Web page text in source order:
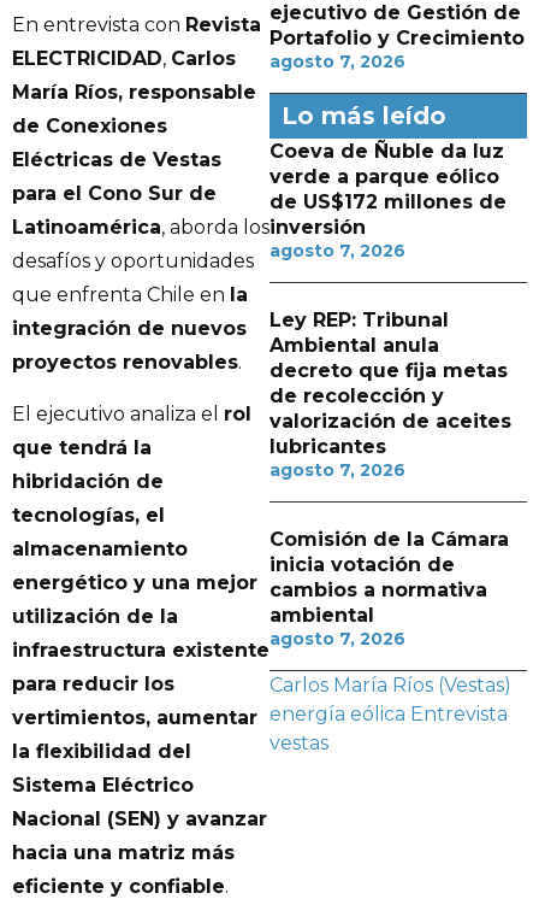
En entrevista con Revista
ELECTRICIDAD, Carlos
María Ríos, responsable
de Conexiones
Eléctricas de Vestas
para el Cono Sur de
Latinoamérica, aborda los
desafíos y oportunidades
que enfrenta Chile en la
integración de nuevos
proyectos renovables.
El ejecutivo analiza el rol
que tendrá la
hibridación de
tecnologías, el
almacenamiento
energético y una mejor
utilización de la
infraestructura existente
para reducir los
vertimientos, aumentar
la flexibilidad del
Sistema Eléctrico
Nacional (SEN) y avanzar
hacia una matriz más
eficiente y confiable.
ejecutivo de Gestión de
Portafolio y Crecimiento
agosto 7, 2026
Lo más leído
Coeva de Ñuble da luz
verde a parque eólico
de US$172 millones de
inversión
agosto 7, 2026
Ley REP: Tribunal
Ambiental anula
decreto que fija metas
de recolección y
valorización de aceites
lubricantes
agosto 7, 2026
Comisión de la Cámara
inicia votación de
cambios a normativa
ambiental
agosto 7, 2026
Carlos María Ríos (Vestas)
energía eólica Entrevista
vestas